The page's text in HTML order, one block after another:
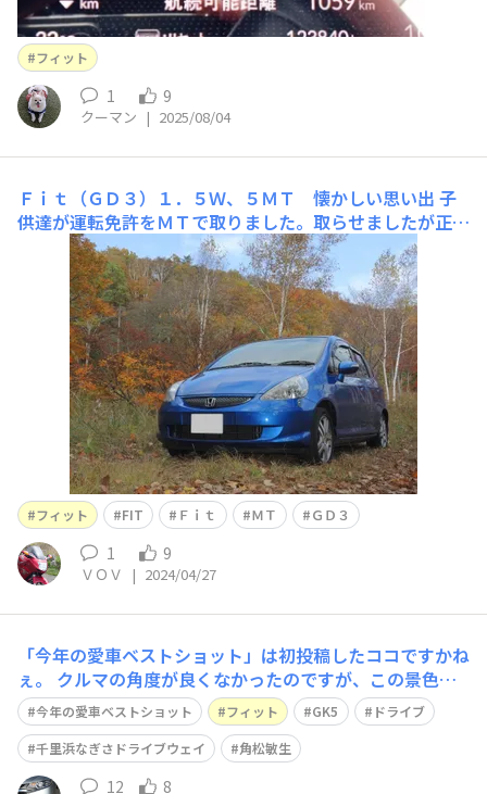
フィット
1 9
クーマン | 2025/08/04
Ｆｉｔ（ＧＤ３）１．５Ｗ、５ＭＴ 懐かしい思い出 子
供達が運転免許をＭＴで取りました。取らせましたが正し
いかも？ＭＴを身体に染み込ませようとこの車を買いまし
た。しかし、子供達は今はＡＴ車に乗っています。ＭＴを
選べる車種が限られますからね
フィット FIT Ｆｉｔ ＭＴ ＧＤ３
1 9
ＶＯＶ | 2024/04/27
「今年の愛車ベストショット」は初投稿したココですかね
ぇ。 クルマの角度が良くなかったのですが、この景色に
出会えた経験の方が貴重かと。(無加工です。^^;) (イメー
ジソング) THE BEST OF LOVE / 角松敏生 https://www.y
outube.com/watch?v=WvHUx
今年の愛車ベストショット フィット GK5
ドライブ
千里浜なぎさドライブウェイ
角松敏生
12 8